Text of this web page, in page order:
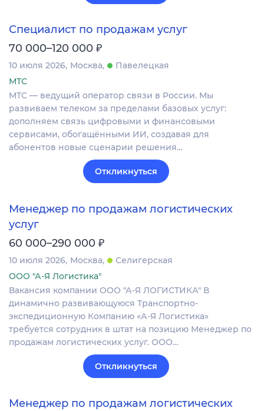
Специалист по продажам услуг
70 000–120 000 ₽
10 июля 2026 Москва
Павелецкая
МТС
МТС — ведущий оператор связи в России. Мы
развиваем телеком за пределами базовых услуг:
дополняем связь цифровыми и финансовыми
сервисами, обогащёнными ИИ, создавая для
абонентов новые сценарии решения…
Откликнуться
Менеджер по продажам логистических
услуг
60 000–290 000 ₽
10 июля 2026 Москва
Селигерская
ООО "А-Я Логистика"
Вакансия компании ООО "А-Я ЛОГИСТИКА" В
динамично развивающуюся Транспортно-
экспедиционную Компанию «А-Я Логистика»
требуется сотрудник в штат на позицию Менеджер по
продажам логистических услуг. ООО…
Откликнуться
Менеджер по продажам логистических